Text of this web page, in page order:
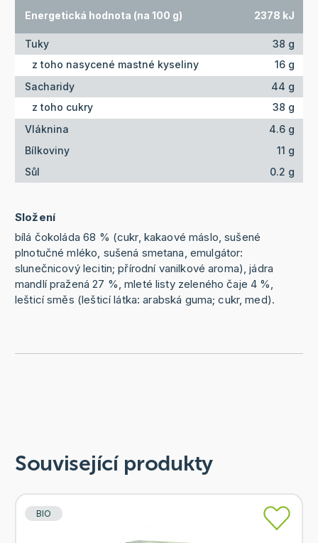
Energetická hodnota (na 100 g) 2378 kJ
Tuky
38 g
z toho nasycené mastné kyseliny
16 g
Sacharidy
44 g
z toho cukry
38 g
Vláknina
4.6 g
Bílkoviny
11 g
Sůl
0.2 g
Složení
bílá čokoláda 68 % (cukr, kakaové máslo, sušené
plnotučné mléko, sušená smetana, emulgátor:
slunečnicový lecitin; přírodní vanilkové aroma), jádra
mandlí pražená 27 %, mleté listy zeleného čaje 4 %,
lešticí směs (lešticí látka: arabská guma; cukr, med).
Související produkty
BIO